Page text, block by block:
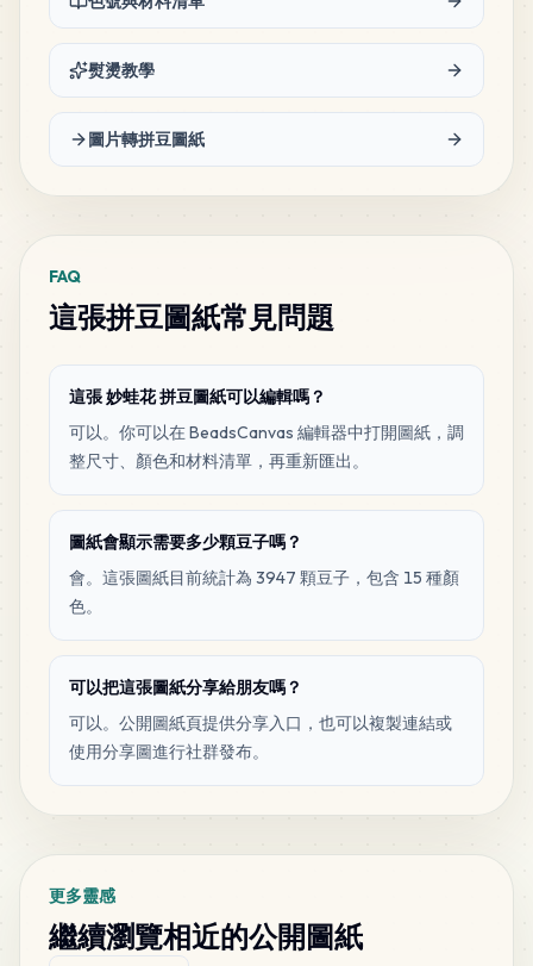
F18 69
%
A4
MARD • MARD_A4
59
%
A8
熨燙教學
圖片轉拼豆圖紙
FAQ
這張拼豆圖紙常見問題
這張 妙蛙花 拼豆圖紙可以編輯嗎？
可以。你可以在 BeadsCanvas 編輯器中打開圖紙，調
整尺寸、顏色和材料清單，再重新匯出。
圖紙會顯示需要多少顆豆子嗎？
會。這張圖紙目前統計為 3947 顆豆子，包含 15 種顏
色。
可以把這張圖紙分享給朋友嗎？
可以。公開圖紙頁提供分享入口，也可以複製連結或
使用分享圖進行社群發布。
更多靈感
繼續瀏覽相近的公開圖紙